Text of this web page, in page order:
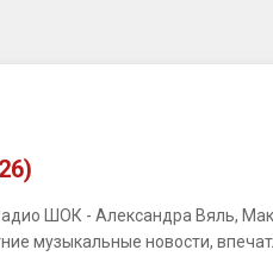
ШОК - Александра Вяль,
музыкальные новости,